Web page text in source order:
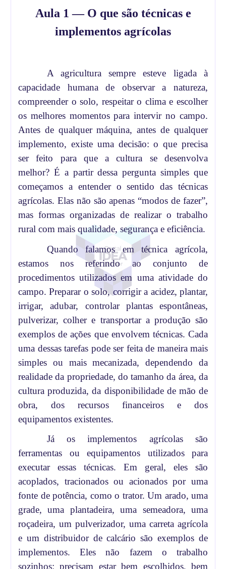
Aula 1 — O que são técnicas e
implementos agrícolas
A agricultura sempre esteve ligada à
capacidade humana de observar a natureza,
compreender o solo, respeitar o clima e escolher
os melhores momentos para intervir no campo.
Antes de qualquer máquina, antes de qualquer
implemento, existe uma decisão: o que precisa
ser feito para que a cultura se desenvolva
melhor? É a partir dessa pergunta simples que
começamos a entender o sentido das técnicas
agrícolas. Elas não são apenas “modos de fazer”,
mas formas organizadas de realizar o trabalho
rural com mais qualidade, segurança e eficiência.
Quando falamos em técnica agrícola,
estamos nos referindo ao conjunto de
procedimentos utilizados em uma atividade do
campo. Preparar o solo, corrigir a acidez, plantar,
irrigar, adubar, controlar plantas espontâneas,
pulverizar, colher e transportar a produção são
exemplos de ações que envolvem técnicas. Cada
uma dessas tarefas pode ser feita de maneira mais
simples ou mais mecanizada, dependendo da
realidade da propriedade, do tamanho da área, da
cultura produzida, da disponibilidade de mão de
obra, dos recursos financeiros e dos
equipamentos existentes.
Já os implementos agrícolas são
ferramentas ou equipamentos utilizados para
executar essas técnicas. Em geral, eles são
acoplados, tracionados ou acionados por uma
fonte de potência, como o trator. Um arado, uma
grade, uma plantadeira, uma semeadora, uma
roçadeira, um pulverizador, uma carreta agrícola
e um distribuidor de calcário são exemplos de
implementos. Eles não fazem o trabalho
sozinhos: precisam estar bem escolhidos, bem